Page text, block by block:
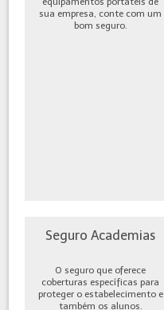
sua empresa, conte com um
bom seguro.
Seguro Academias
O seguro que oferece
coberturas específicas para
proteger o estabelecimento e
também os alunos.